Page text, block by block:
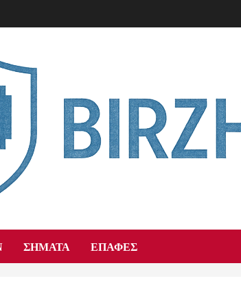
ΣΉΜΑΤΑ ΕΠΑΦΈΣ